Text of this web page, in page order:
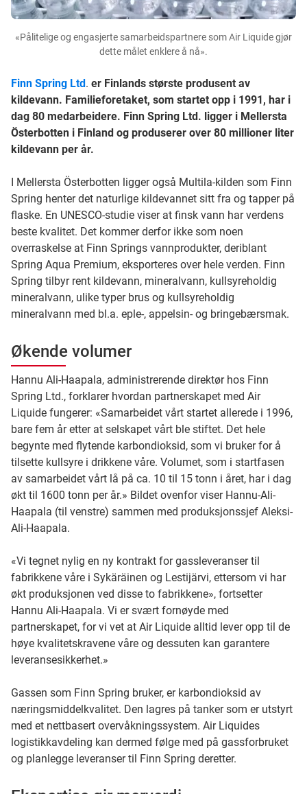
«Pålitelige og engasjerte samarbeidspartnere som Air Liquide gjør
dette målet enklere å nå».
Finn Spring Ltd. er Finlands største produsent av
kildevann. Familieforetaket, som startet opp i 1991, har i
dag 80 medarbeidere. Finn Spring Ltd. ligger i Mellersta
Österbotten i Finland og produserer over 80 millioner liter
kildevann per år.
I Mellersta Österbotten ligger også Multila-kilden som Finn
Spring henter det naturlige kildevannet sitt fra og tapper på
flaske. En UNESCO-studie viser at finsk vann har verdens
beste kvalitet. Det kommer derfor ikke som noen
overraskelse at Finn Springs vannprodukter, deriblant
Spring Aqua Premium, eksporteres over hele verden. Finn
Spring tilbyr rent kildevann, mineralvann, kullsyreholdig
mineralvann, ulike typer brus og kullsyreholdig
mineralvann med bl.a. eple-, appelsin- og bringebærsmak.
Økende volumer
Hannu Ali-Haapala, administrerende direktør hos Finn
Spring Ltd., forklarer hvordan partnerskapet med Air
Liquide fungerer: «Samarbeidet vårt startet allerede i 1996,
bare fem år etter at selskapet vårt ble stiftet. Det hele
begynte med flytende karbondioksid, som vi bruker for å
tilsette kullsyre i drikkene våre. Volumet, som i startfasen
av samarbeidet vårt lå på ca. 10 til 15 tonn i året, har i dag
økt til 1600 tonn per år.» Bildet ovenfor viser Hannu-Ali-
Haapala (til venstre) sammen med produksjonssjef Aleksi-
Ali-Haapala.
«Vi tegnet nylig en ny kontrakt for gassleveranser til
fabrikkene våre i Sykäräinen og Lestijärvi, ettersom vi har
økt produksjonen ved disse to fabrikkene», fortsetter
Hannu Ali-Haapala. Vi er svært fornøyde med
partnerskapet, for vi vet at Air Liquide alltid lever opp til de
høye kvalitetskravene våre og dessuten kan garantere
leveransesikkerhet.»
Gassen som Finn Spring bruker, er karbondioksid av
næringsmiddelkvalitet. Den lagres på tanker som er utstyrt
med et nettbasert overvåkningssystem. Air Liquides
logistikkavdeling kan dermed følge med på gassforbruket
og planlegge leveranser til Finn Spring deretter.